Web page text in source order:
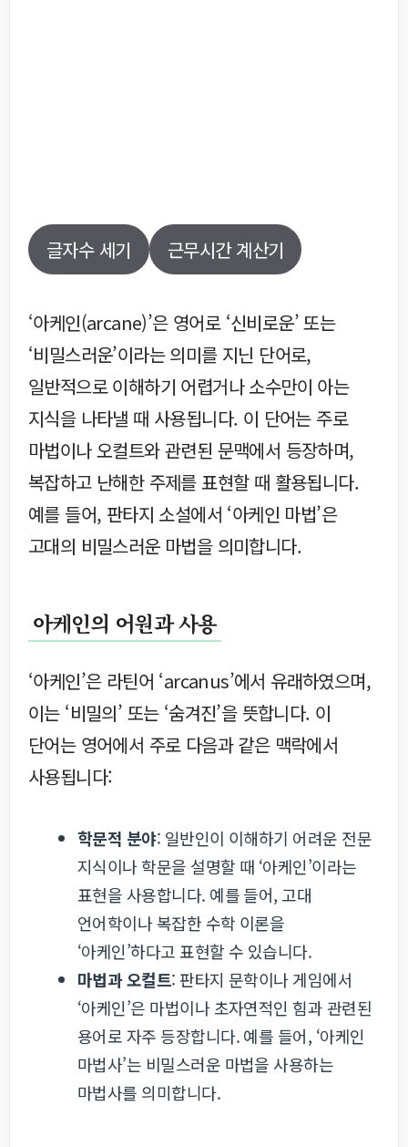
글자수 세기 근무시간 계산기
‘아케인(arcane)’은 영어로 ‘신비로운’ 또는
‘비밀스러운’이라는 의미를 지닌 단어로,
일반적으로 이해하기 어렵거나 소수만이 아는
지식을 나타낼 때 사용됩니다. 이 단어는 주로
마법이나 오컬트와 관련된 문맥에서 등장하며,
복잡하고 난해한 주제를 표현할 때 활용됩니다.
예를 들어, 판타지 소설에서 ‘아케인 마법’은
고대의 비밀스러운 마법을 의미합니다.
아케인의 어원과 사용
‘아케인’은 라틴어 ‘arcanus’에서 유래하였으며,
이는 ‘비밀의’ 또는 ‘숨겨진’을 뜻합니다. 이
단어는 영어에서 주로 다음과 같은 맥락에서
사용됩니다:
학문적 분야: 일반인이 이해하기 어려운 전문
지식이나 학문을 설명할 때 ‘아케인’이라는
표현을 사용합니다. 예를 들어, 고대
언어학이나 복잡한 수학 이론을
‘아케인’하다고 표현할 수 있습니다.
마법과 오컬트: 판타지 문학이나 게임에서
‘아케인’은 마법이나 초자연적인 힘과 관련된
용어로 자주 등장합니다. 예를 들어, ‘아케인
마법사’는 비밀스러운 마법을 사용하는
마법사를 의미합니다.